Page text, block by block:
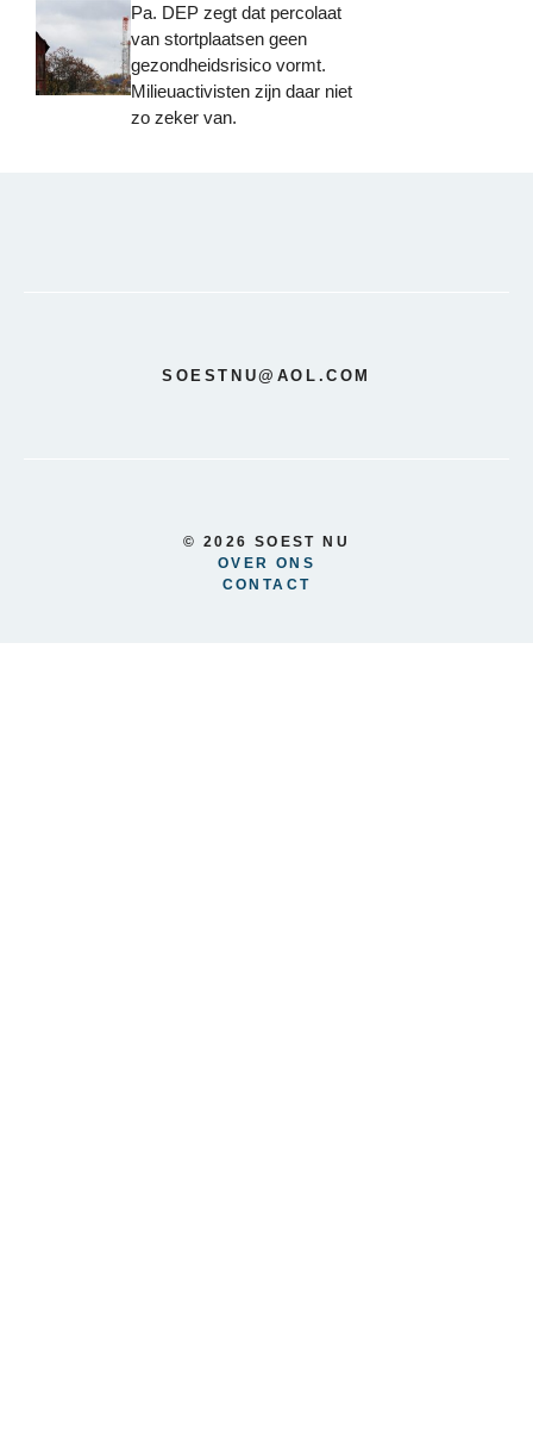
Pa. DEP zegt dat percolaat
van stortplaatsen geen
gezondheidsrisico vormt.
Milieuactivisten zijn daar niet
zo zeker van.
SOESTNU@AOL.COM
© 2026 SOEST NU
OVER ONS
CONTACT